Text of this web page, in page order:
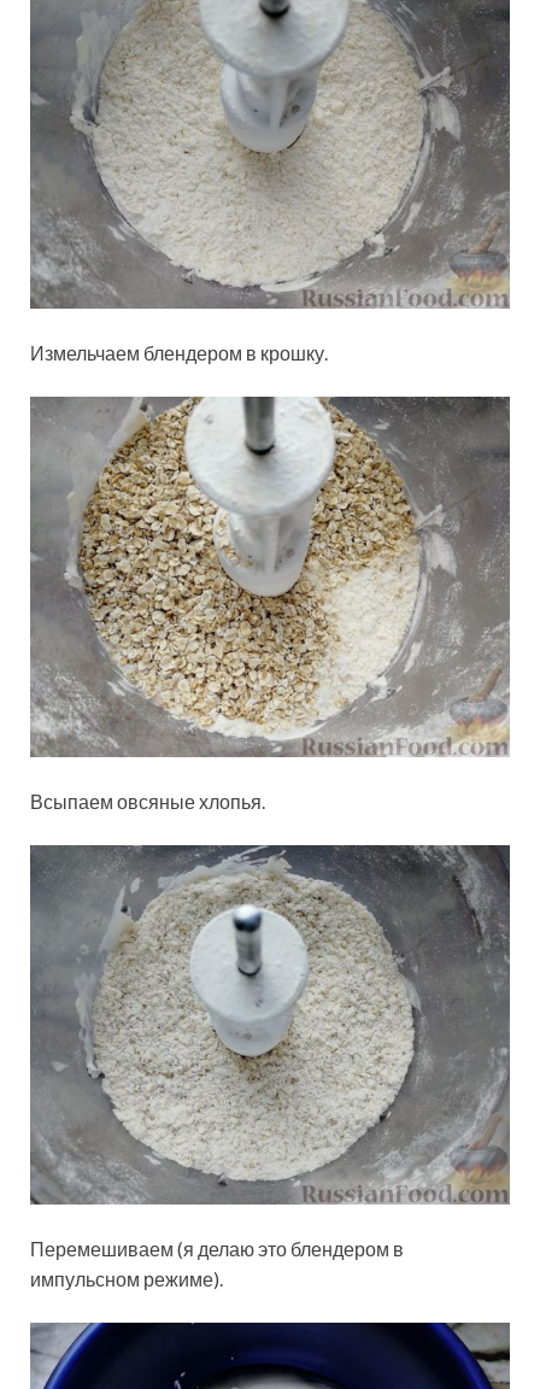
Измельчаем блендером в крошку.
Всыпаем овсяные хлопья.
Перемешиваем (я делаю это блендером в
импульсном режиме).